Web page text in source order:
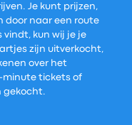
Je kunt prijzen,
door naar een route
vindt, kun wij je je
zijn uitverkocht,
over het
minute tickets of
gekocht.